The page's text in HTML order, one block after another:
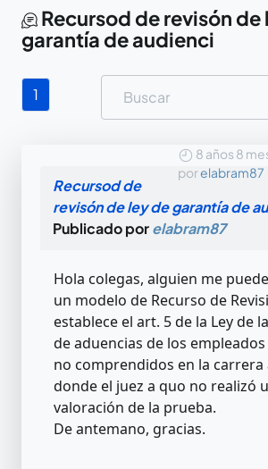
Recursod de revisón de
garantía de audienci
1
8 años 8
porelabram87
Recursod de
revisón de ley de garantía de
Publicado porelabram87
Hola colegas, alguien me
un modelo de Recurso de
establece el art. 5 de la Ley de
de aduencias de los
no comprendidos en la
donde el juez a quo no realizó
valoración de la prueba.
De antemano, gracias.